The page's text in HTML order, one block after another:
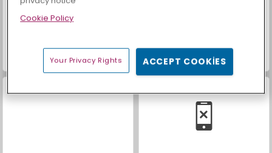
Tic Tac Toe Paper Arkadaşlarla Tic Tac Toe
Cookie Policy
Your Privacy Rights ACCEPT COOKIES